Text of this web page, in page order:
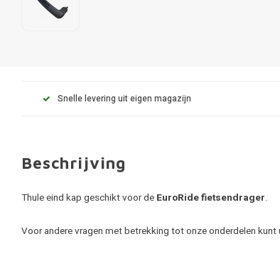
Snelle levering uit eigen magazijn
Beschrijving
Thule eind kap geschikt voor de EuroRide fietsendrager.
Voor andere vragen met betrekking tot onze onderdelen